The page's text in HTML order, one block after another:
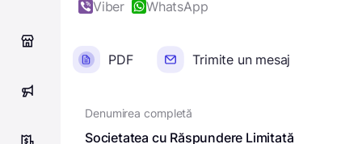
10
Viber
WhatsApp
PDF Trimite un mesaj
Denumirea completă
Societatea cu Răspundere Limitată